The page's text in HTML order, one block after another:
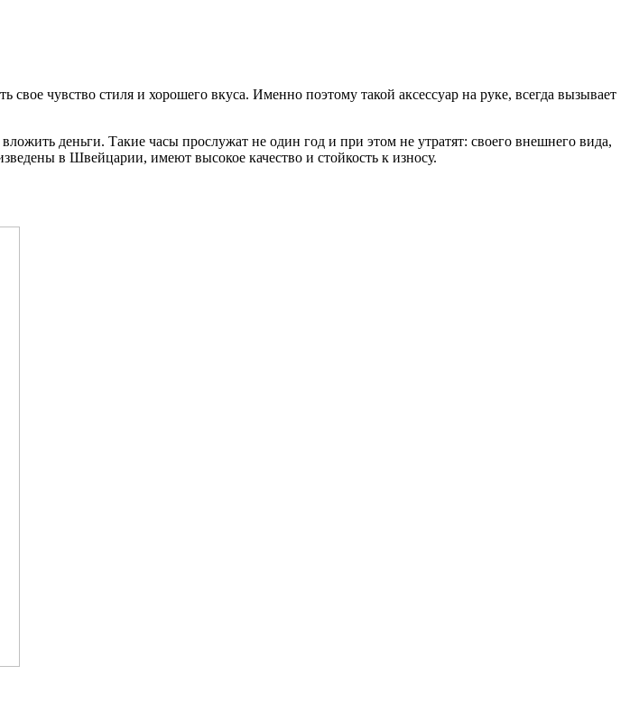
чувство стиля и хорошего вкуса. Именно поэтому такой аксессуар на руке, всегда вызывает
деньги. Такие часы прослужат не один год и при этом не утратят: своего внешнего вида,
в Швейцарии, имеют высокое качество и стойкость к износу.